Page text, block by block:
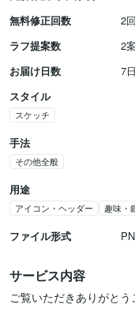
無料修正回数
2回
ラフ提案数
2案
お届け日数
7
スタイル
スケッチ
手法
その他全般
用途
アイコン・ヘッダー 趣味・
ファイル形式
サービス内容
ご覧いただきありがとう